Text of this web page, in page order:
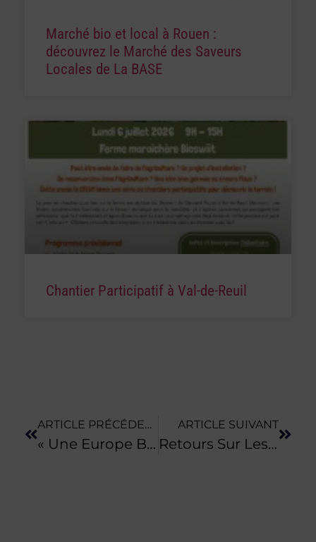
Marché bio et local à Rouen :
découvrez le Marché des Saveurs
Locales de La BASE
Chantier Participatif à Val-de-Reuil
ARTICLE PRÉCÉDENT
« Une Europe Bio Et Autosuffisante En 2050, C’est Possible », Selon Le CNRS
ARTICLE SUIVANT
Retours Sur Les Derniers Salons Entre Professionnels Normands De L’alimentation